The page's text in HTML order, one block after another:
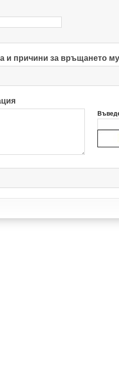
и причини за връщането му